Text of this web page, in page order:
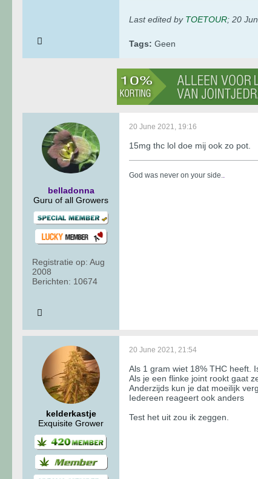
Last edited by TOETOUR; 20
Tags: Geen
belladonna
Guru of all Growers
Registratie op: Aug
2008
Berichten: 10674
20 June 2021, 19:16
15mg thc lol doe mij ook zo pot.
God was never on your side.
kelderkastje
Exquisite Grower
20 June 2021, 21:54
Als 1 gram wiet 18% THC heeft.
Als je een flinke joint rookt gaat
Anderzijds kun je dat moeilijk
Iedereen reageert ook anders
Test het uit zou ik zeggen.